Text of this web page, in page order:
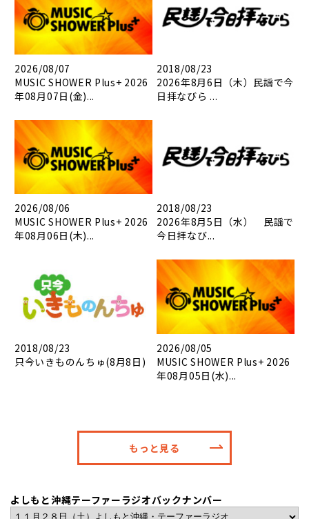
2026/08/07
MUSIC SHOWER Plus+ 2026
年08月07日(金)...
2018/08/23
2026年8月6日（木）民謡で今
日拝なびら ...
2026/08/06
MUSIC SHOWER Plus+ 2026
年08月06日(木)...
2018/08/23
2026年8月5日（水） 民謡で
今日拝なび...
2018/08/23
只今いきものんちゅ(8月8日)
2026/08/05
MUSIC SHOWER Plus+ 2026
年08月05日(水)...
もっと見る
よしもと沖縄テーファーラジオバックナンバー